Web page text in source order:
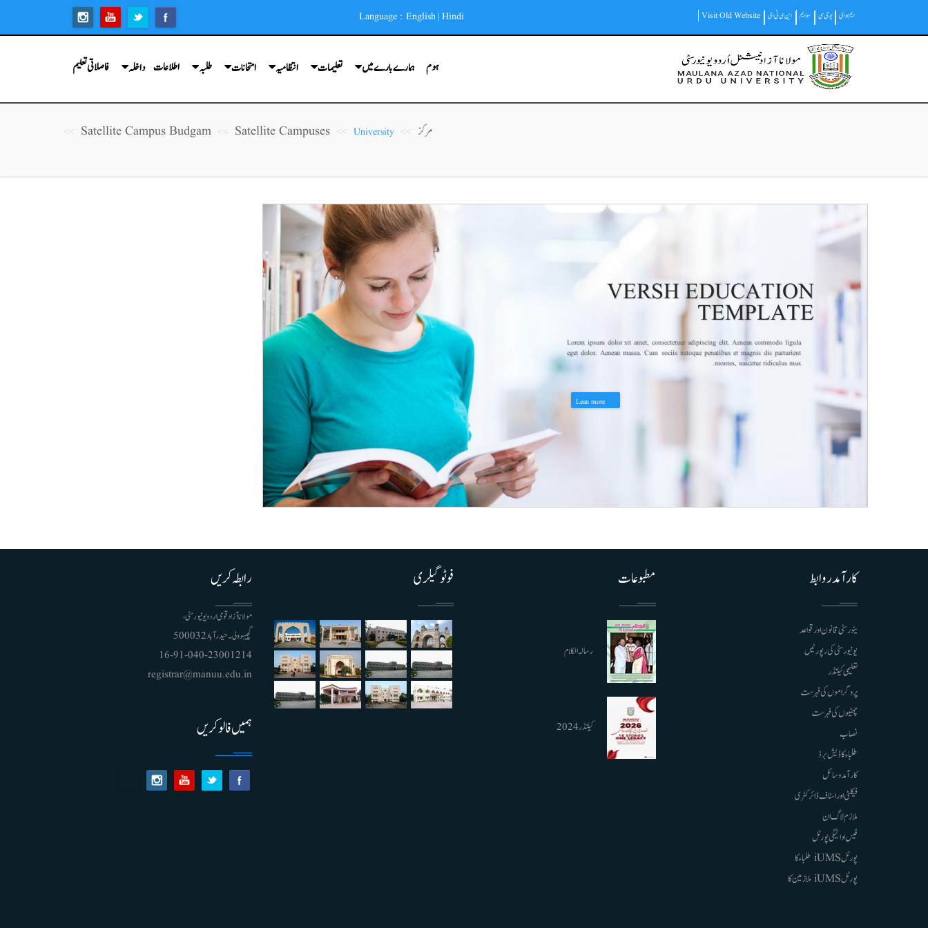
main
ایم او ای یو جی سی سوایم این سی ٹی ای Visit Old Website
Language : English | Hindi
Main
navigation
ہوم ہمارے بارے میں تعلیمات انتظامیہ امتحانات طلبہ اطلاعات داخلہ فاصلاتی تعلیم
مرکز Satellite Campuses
Satellite Campus Budgam
VERSH EDUCATION
TEMPLATE
Lorem ipsum dolor sit amet, consectetuer adipiscing elit. Aenean commodo ligula
eget dolor. Aenean massa. Cum sociis natoque penatibus et magnis dis parturient
montes, nascetur ridiculus mus.
Lean more
کارآمد روابط
ینورسٹی قانون اور قواعد
یونیورسٹی کی رپورٹیں
تعلیمی کیلنڈر
پروگراموں کی فہرست
چھٹیوں کی فہرست
نصاب
طلباء کا ڈیش برڈ
کارآمد وسائل
فیکلٹی اور اسٹاف ڈائرکٹری
ملازم لاگ ان
فیس ادائیگی پورٹل
پورٹل iUMS طلباء کا
پورٹل iUMS ملازمین کا
مطبوعات
رسالہ الکلام
کیلنڈر 2024
فوٹو گیلری رابطہ کریں
مولانا آزاد قومی اردو یونیورسٹی ،
گچیبوولی۔ حیدرآباد 500032
91-040-23001214 - 16
registrar@manuu.edu.in
ہمیں فالو کریں